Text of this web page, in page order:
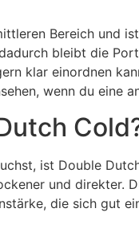
Bereich und
bleibt die
klar einordnen
wenn du eine
ist Double
und direkter.
die sich gut